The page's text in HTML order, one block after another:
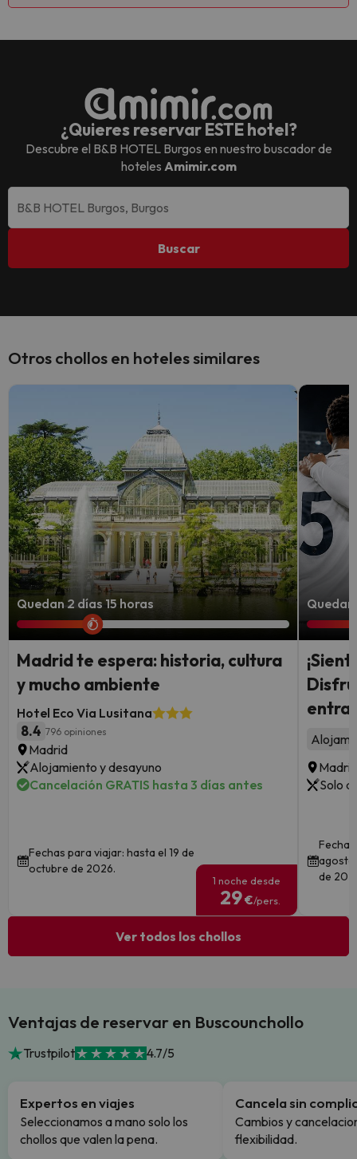
¿Quieres reservar ESTE hotel?
Descubre el B&B HOTEL Burgos en nuestro buscador de
hoteles Amimir.com
Buscar
Otros chollos en hoteles similares
Quedan 2 días 15 horas
Madrid te espera: historia, cultura
y mucho ambiente
Hotel Eco Via Lusitana
8.4 796 opiniones
Madrid
Alojamiento y desayuno
Cancelación GRATIS hasta 3 días antes
Fechas para viajar: hasta el 19 de
octubre de 2026.
1 noche desde
29€/pers.
Madrid
Solo
agosto
de
Ver todos los chollos
Ventajas de reservar en Buscounchollo
Trustpilot 4.7/5
Expertos en viajes
Seleccionamos a mano solo los
chollos que valen la pena.
Cancela sin
Cambios y
flexibilidad.